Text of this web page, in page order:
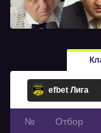
№ Oтбор